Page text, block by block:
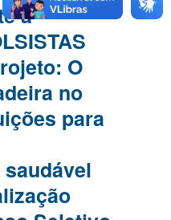
à
O
no
para